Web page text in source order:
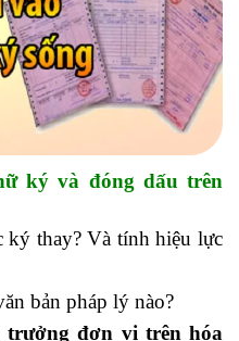
ký và đóng dấu trên
ký thay? Và tính hiệu lực
bản pháp lý nào?
đơn vị trên hóa